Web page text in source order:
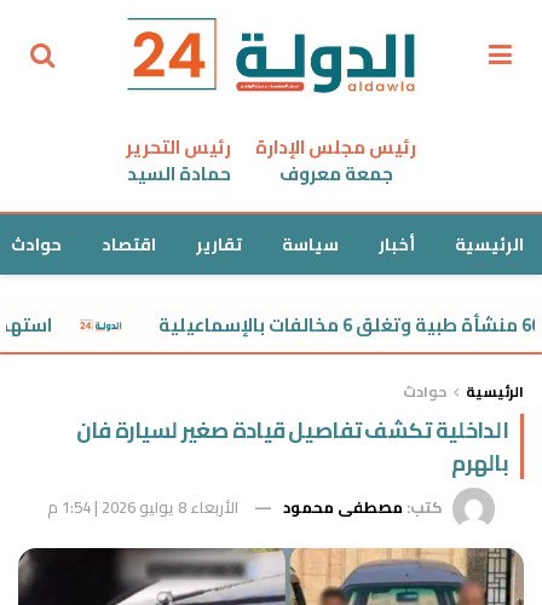
رئيس مجلس الإدارة
جمعة معروف
رئيس التحرير
حمادة السيد
الرئيسية أخبار سياسة تقارير اقتصاد حوادث
استهداف
الرئيسية حوادث
الداخلية تكشف تفاصيل قيادة صغير لسيارة فان
بالهرم
كتب: مصطفى محمود الأربعاء 8 يوليو 2026 | 1:54 م